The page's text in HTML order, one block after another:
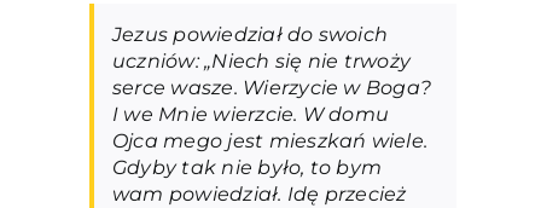
Jezus powiedział do swoich
uczniów: „Niech się nie trwoży
serce wasze. Wierzycie w Boga?
I we Mnie wierzcie. W domu
Ojca mego jest mieszkań wiele.
Gdyby tak nie było, to bym
wam powiedział. Idę przecież